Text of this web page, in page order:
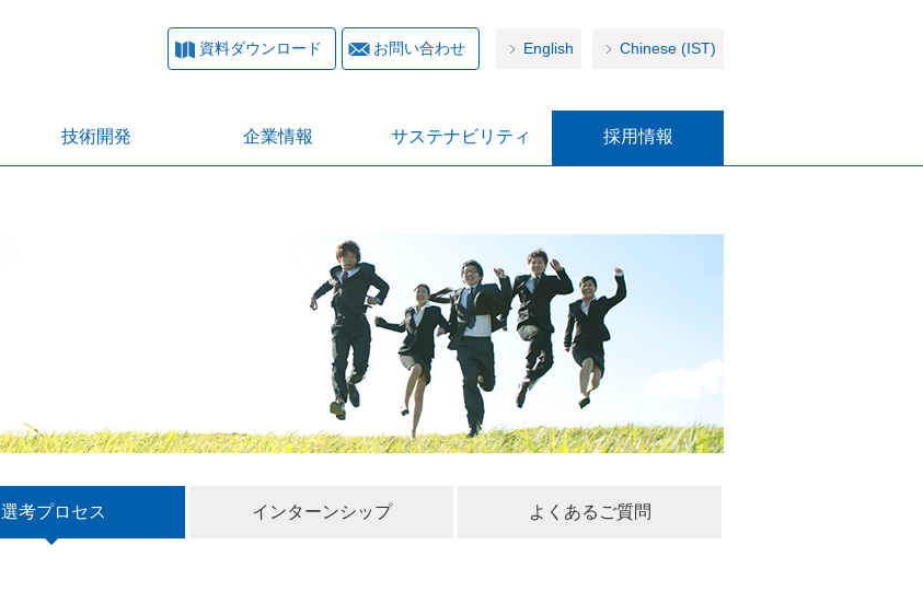
資料ダウンロード お問い合わせ English Chinese (IST)
技術開発 企業情報 サステナビリティ 採用情報
選考プロセス インターンシップ よくあるご質問